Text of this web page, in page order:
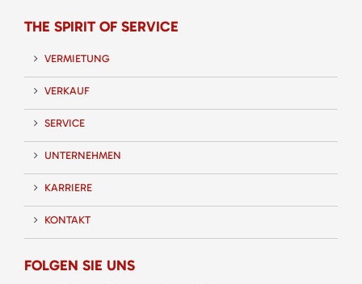
THE SPIRIT OF SERVICE
VERMIETUNG
VERKAUF
SERVICE
UNTERNEHMEN
KARRIERE
KONTAKT
FOLGEN SIE UNS